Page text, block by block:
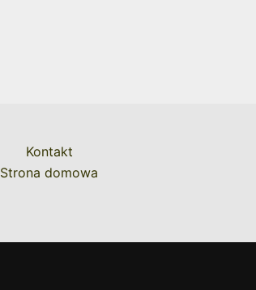
Kontakt
Strona domowa